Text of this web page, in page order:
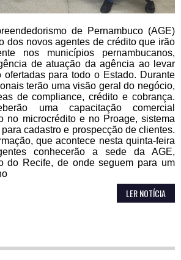
de Pernambuco (AGE)
dos novos agentes de crédito que irão
nos municípios pernambucanos,
de atuação da agência ao levar
para todo o Estado. Durante
terão uma visão geral do negócio,
de compliance, crédito e cobrança.
uma capacitação comercial
no microcrédito e no Proage, sistema
cadastro e prospecção de clientes.
que acontece nesta quinta-feira
conhecerão a sede da AGE,
do Recife, de onde seguem para um
LER NOTÍCIA